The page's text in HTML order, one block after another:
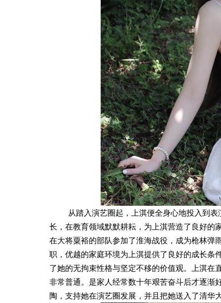
从踏入演艺圈起，上淇便全身心地投入到
长，在教育领域默默耕耘，为上淇营造了良好的
在大将粟裕的部队参加了淮海战役，成为枪林弹
职，优越的家庭环境为上淇提供了良好的成长条
了她的无拘束性格与坚定不移的价值观。上淇在
非常普通。是家人经常数十年艰苦奋斗后才逐渐
陶，支持她在演艺圈发展，并且把她送入了清华